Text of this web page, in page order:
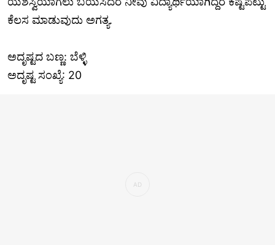
ಕೆಲಸ ಮಾಡುವುದು ಅಗತ್ಯ.
ಅದೃಷ್ಟದ ಬಣ್ಣ: ಬೆಳ್ಳಿ
ಅದೃಷ್ಟ ಸಂಖ್ಯೆ: 20